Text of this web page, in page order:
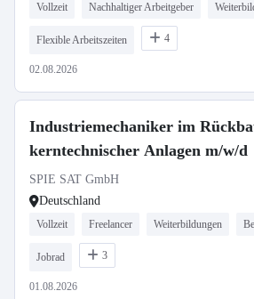
Vollzeit Nachhaltiger Arbeitgeber
Flexible Arbeitszeiten 4
02.08.2026
Industriemechaniker im
kerntechnischer Anlagen m/w/d
SPIE SAT GmbH
Deutschland
Vollzeit Freelancer Weiterbildungen
Jobrad 3
01.08.2026